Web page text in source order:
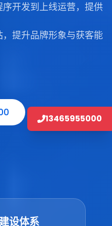
开发到上线运营，提供
提升品牌形象与获客能
设体系
13465955000